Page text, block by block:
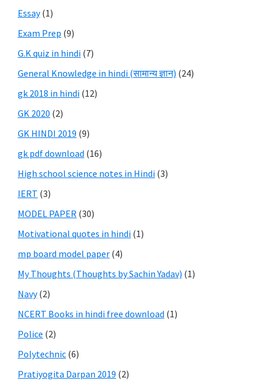
Essay(1)
Exam Prep (9)
G.K quiz in hindi (7)
General Knowledge in hindi (सामान्य ज्ञान) (24)
gk 2018 in hindi (12)
GK 2020 (2)
GK HINDI 2019 (9)
gk pdf download (16)
High school science notes in Hindi (3)
IERT (3)
MODEL PAPER (30)
Motivational quotes in hindi (1)
mp board model paper (4)
My Thoughts (Thoughts by Sachin Yadav) (1)
Navy(2)
NCERT Books in hindi free download (1)
Police (2)
Polytechnic (6)
Pratiyogita Darpan 2019 (2)